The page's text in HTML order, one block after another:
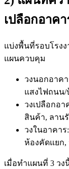
เปลือกอาค
แบ่งพื้นที่รอบโรง
แผนควบคุม
วงนอกอาค
แสงไฟถนน
วงเปลือกอ
สินค้า, ลาน
วงในอาคา
ห้องคัดแยก,
เมื่อทำแผนที่ 3 วง